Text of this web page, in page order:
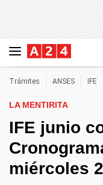
Trámites ANSES IFE
LA MENTIRITA
IFE junio
miércoles